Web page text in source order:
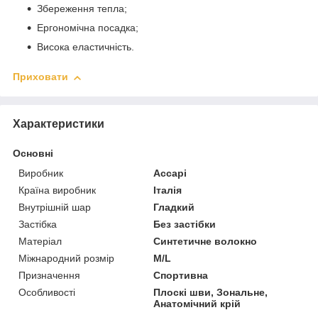
Збереження тепла;
Ергономічна посадка;
Висока еластичність.
Приховати
Характеристики
Основні
Виробник
Accapi
Країна виробник
Італія
Внутрішній шар
Гладкий
Застібка
Без застібки
Матеріал
Синтетичне волокно
Міжнародний розмір
M/L
Призначення
Спортивна
Особливості
Плоскі шви, Зональне,
Анатомічний крій